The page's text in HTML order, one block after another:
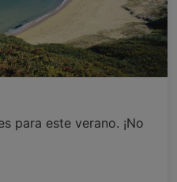
para este verano. ¡No